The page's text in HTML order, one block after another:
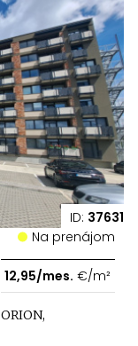
ID: 37631
Na prenájom
12,95/mes. €/m²